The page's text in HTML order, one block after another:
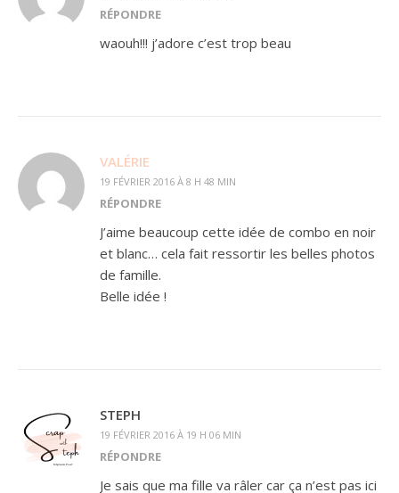
RÉPONDRE
waouh!!! j’adore c’est trop beau
VALÉRIE
19 FÉVRIER 2016 À 8 H 48 MIN
RÉPONDRE
J’aime beaucoup cette idée de combo en noir
et blanc… cela fait ressortir les belles photos
de famille.
Belle idée !
STEPH
19 FÉVRIER 2016 À 19 H 06 MIN
RÉPONDRE
Je sais que ma fille va râler car ça n’est pas ici